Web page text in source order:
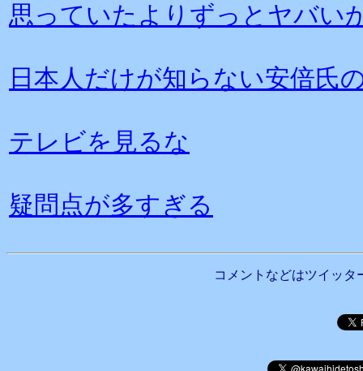
思っていたよりずっとヤバい
日本人だけが知らない安倍氏
テレビを見るな
疑問点が多すぎる
コメントなどはツイッタ